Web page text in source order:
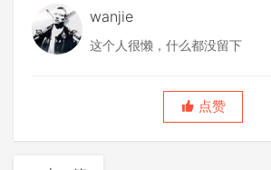
wanjie
这个人很懒，什么都没留下
点赞